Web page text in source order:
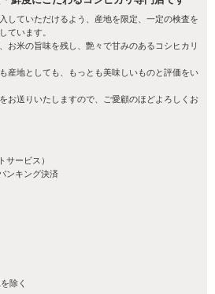
が美味しい理由
れる信濃川や阿賀野川などの大河が、
肥沃な粘土質の土壌でできています。こ
を豊富に含んでいるため、余分な化学
シヒカリや農作物を育てるのに格好の
恵まれた環境で、天然の養分によって
た大自然と、清らかな水が織りなす大
していただけるよう、産地を限定、一定の検査を
ています。
お米の旨味を残し、艶々で甘みのあるコシヒカリ
産地としても、もっとも美味しいものと評価をい
お送りいたしますので、ご愛顧のほどよろしくお
サービス）
ンキング決済
除く